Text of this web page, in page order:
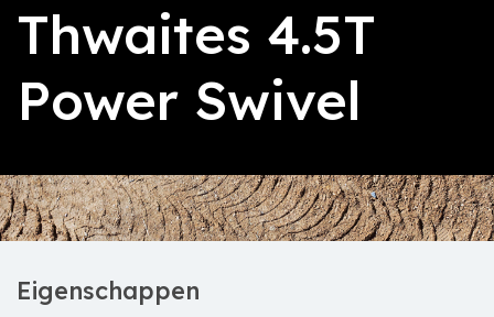
Thwaites 4.5T
Power Swivel
Eigenschappen